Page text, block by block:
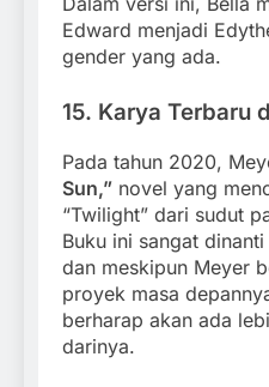
Edward menjadi
gender yang ada.
15. Karya Terbaru
Pada tahun 2020,
Sun,” novel yang
“Twilight” dari sudut
Buku ini sangat
dan meskipun Meyer
proyek masa
berharap akan ada
darinya.